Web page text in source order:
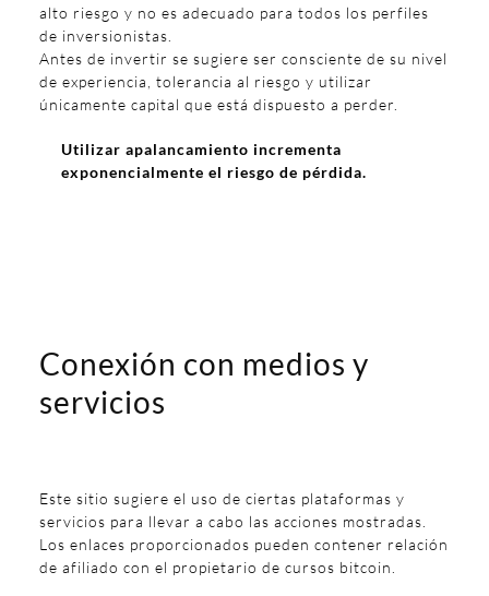
alto riesgo y no es adecuado para todos los perfiles
de inversionistas.
Antes de invertir se sugiere ser consciente de su nivel
de experiencia, tolerancia al riesgo y utilizar
únicamente capital que está dispuesto a perder.
Utilizar apalancamiento incrementa
exponencialmente el riesgo de pérdida.
Conexión con medios y
servicios
Este sitio sugiere el uso de ciertas plataformas y
servicios para llevar a cabo las acciones mostradas.
Los enlaces proporcionados pueden contener relación
de afiliado con el propietario de cursos bitcoin.